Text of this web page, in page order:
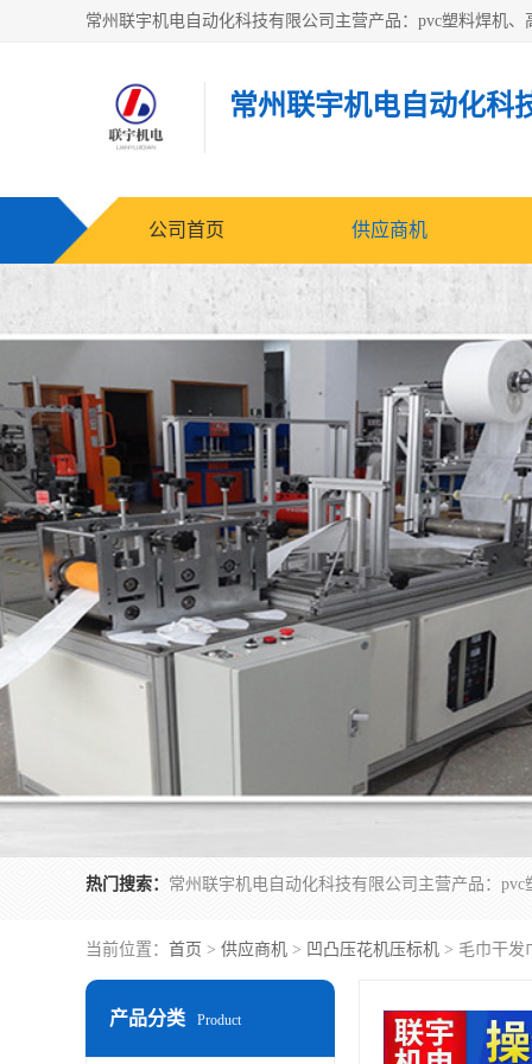
常州联宇机电自动化科
公司首页 供应商机
热门搜索：
当前位置： 首页 > 供应商机 > 凹凸压花机压标机 > 毛巾干发
产品分类 Product